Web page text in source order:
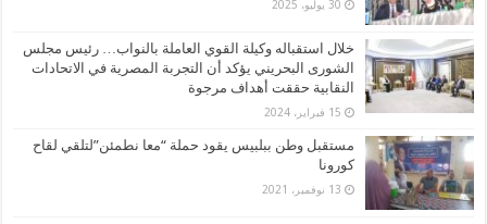
30 يوليو، 2025
خلال استقباله وكيلة القوي العاملة بالنواب… رئيس مجلس
الشورى البحريني يؤكد أن التجربة المصرية في الاتحادات
النقابية حققت أهداف مرجوة
15 فبراير، 2024
مستقبل وطن ببلبيس يقود حملة “معا نطمئن”لتلقي لقاح
كورونا
13 نوفمبر، 2021